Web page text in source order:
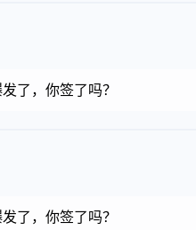
了，你签了吗？
了，你签了吗？